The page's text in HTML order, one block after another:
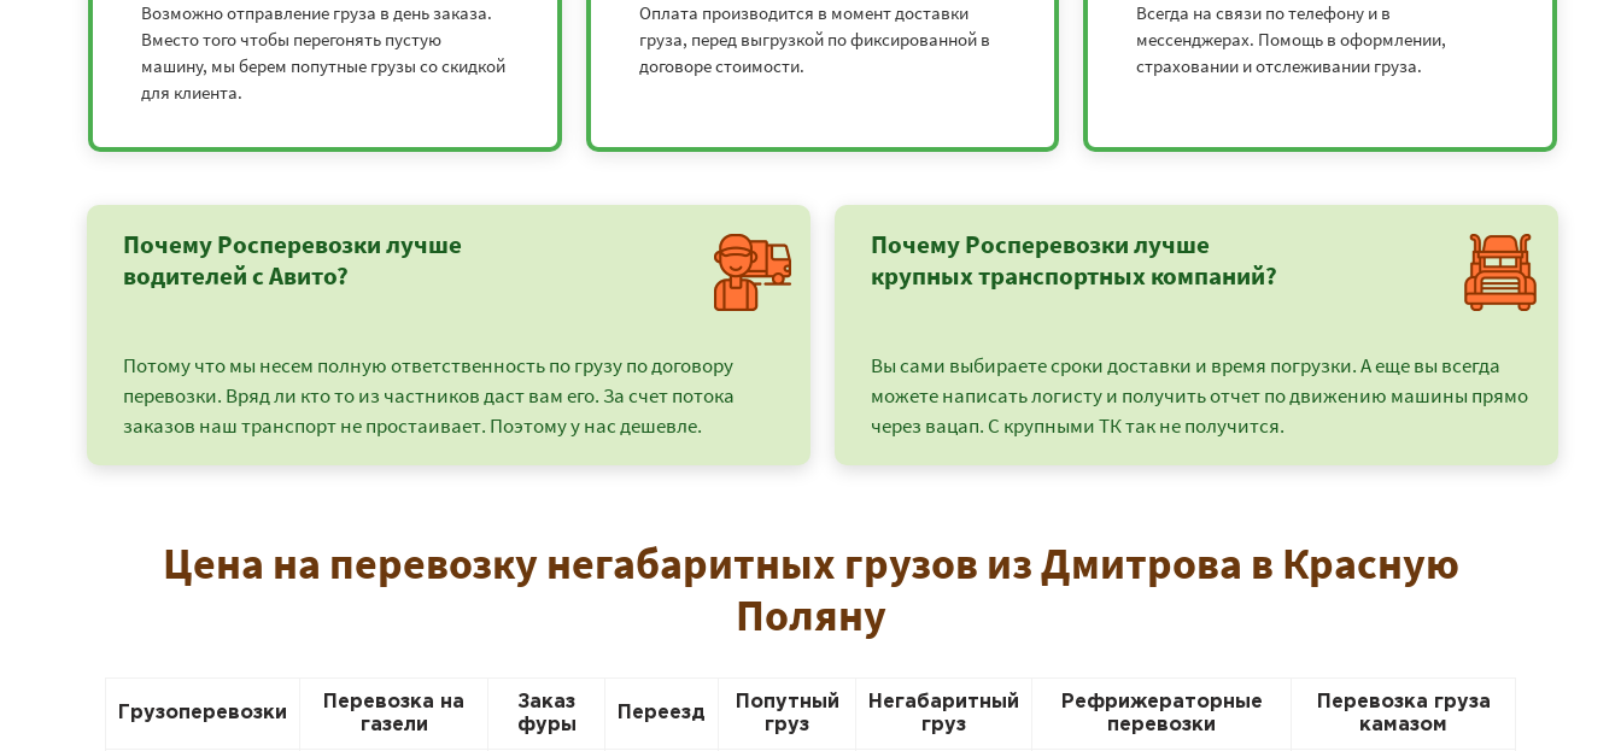
Возможно отправление груза в день заказа.
Вместо того чтобы перегонять пустую
машину, мы берем попутные грузы со скидкой
для клиента.
Оплата производится в момент доставки
груза, перед выгрузкой по фиксированной в
договоре стоимости.
Всегда на связи по телефону и в
мессенджерах. Помощь в оформлении,
страховании и отслеживании груза.
Почему Росперевозки лучше
водителей с Авито?
Потому что мы несем полную ответственность по грузу по договору
перевозки. Вряд ли кто то из частников даст вам его. За счет потока
заказов наш транспорт не простаивает. Поэтому у нас дешевле.
Почему Росперевозки лучше
крупных транспортных компаний?
Вы сами выбираете сроки доставки и время погрузки. А еще вы всегда
можете написать логисту и получить отчет по движению машины прямо
через вацап. С крупными ТК так не получится.
Цена на перевозку негабаритных грузов из Дмитрова в Красную
Поляну
Грузоперевозки
Перевозка на
газели
Заказ
фуры
Переезд
Попутный
груз
Негабаритный
груз
Рефрижераторные
перевозки
Перевозка груза
камазом
+7 (499) 520-05-23